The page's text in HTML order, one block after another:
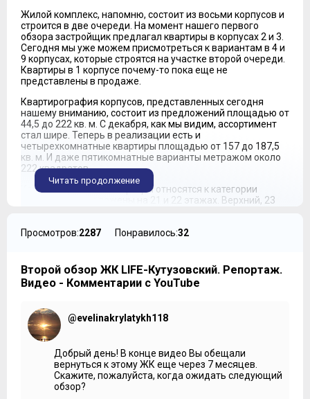
Жилой комплекс, напомню, состоит из восьми корпусов и
строится в две очереди. На момент нашего первого
обзора застройщик предлагал квартиры в корпусах 2 и 3.
Сегодня мы уже можем присмотреться к вариантам в 4 и
9 корпусах, которые строятся на участке второй очереди.
Квартиры в 1 корпусе почему-то пока еще не
представлены в продаже.
Квартирография корпусов, представленных сегодня
нашему вниманию, состоит из предложений площадью от
44,5 до 222 кв. м. С декабря, как мы видим, ассортимент
стал шире. Теперь в реализации есть и
четырехкомнатные квартиры площадью от 157 до 187,5
кв. м. И даже пятикомнатные варианты метражом около
222 квадратов.
Крупноформатные квартиры относятся к категории
премиум и расположены на 21 и 22 этажах. Верхний, 23
объективную оценку планировочных решений вы также
Минимальная стоимость квартир без отделки в июле
2018 – 9 100 000 рублей, что почти на полтора миллиона
конце года, напомню, цены стартовали от 7 700 000
рублей. Если мы посмотрим в раздел «динамика цен» на
Квартирном Контроле, то увидим, что резкий скачок
пришелся на апрель-май. А в начале года было
существенное снижение цен. Машино-места в
подземном паркинге в июле 2018 обходятся от 1 450 000
рублей.
Читать продолжение
Просмотров:2287 Понравилось:32
Второй обзор ЖК LIFE-Кутузовский. Репортаж.
Видео - Комментарии с YouTube
@evelinakrylatykh118
Добрый день! В конце видео Вы обещали
вернуться к этому ЖК еще через 7 месяцев.
Скажите, пожалуйста, когда ожидать следующий
обзор?